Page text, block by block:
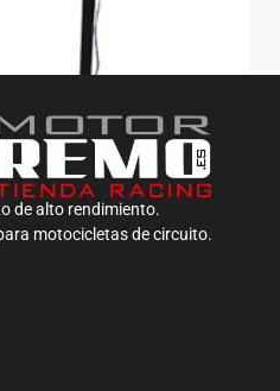
de monos Capit
de alto rendimiento.
motocicletas de circuito.